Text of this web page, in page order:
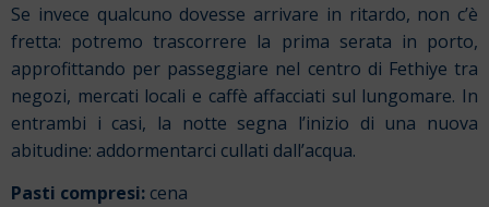
Se invece qualcuno dovesse arrivare in ritardo, non c’è
fretta: potremo trascorrere la prima serata in porto,
approfittando per passeggiare nel centro di Fethiye tra
negozi, mercati locali e caffè affacciati sul lungomare. In
entrambi i casi, la notte segna l’inizio di una nuova
abitudine: addormentarci cullati dall’acqua.
Pasti compresi: cena